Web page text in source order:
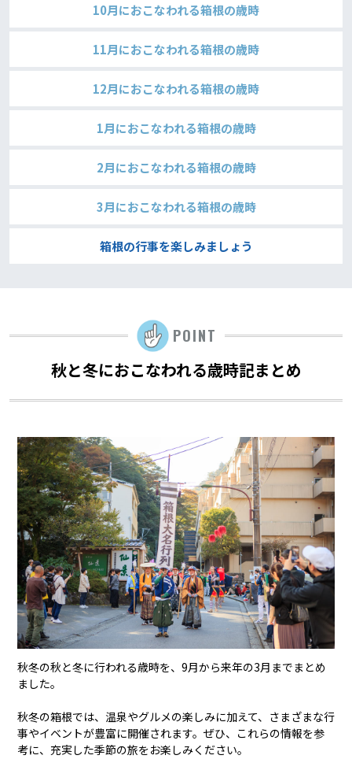
10月におこなわれる箱根の歳時
11月におこなわれる箱根の歳時
12月におこなわれる箱根の歳時
1月におこなわれる箱根の歳時
2月におこなわれる箱根の歳時
3月におこなわれる箱根の歳時
箱根の行事を楽しみましょう
POINT
秋と冬におこなわれる歳時記まとめ
秋冬の秋と冬に行われる歳時を、9月から来年の3月までまとめ
ました。
秋冬の箱根では、温泉やグルメの楽しみに加えて、さまざまな行
事やイベントが豊富に開催されます。ぜひ、これらの情報を参
考に、充実した季節の旅をお楽しみください。